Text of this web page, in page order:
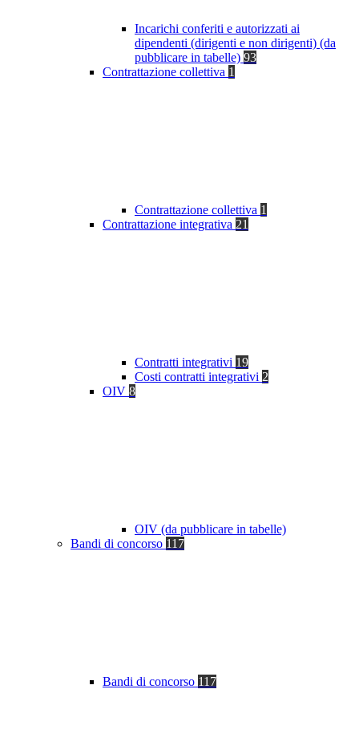
Incarichi conferiti e autorizzati ai
dipendenti (dirigenti e non dirigenti) (da
pubblicare in tabelle) 93
Contrattazione collettiva 1
Contrattazione collettiva 1
Contrattazione integrativa 21
Contratti integrativi 19
Costi contratti integrativi 2
OIV 8
OIV (da pubblicare in tabelle)
Bandi di concorso 117
Bandi di concorso 117